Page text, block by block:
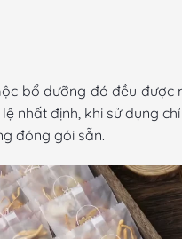
bổ dưỡng đó đều được
nhất định, khi sử dụng
đóng gói sẵn.